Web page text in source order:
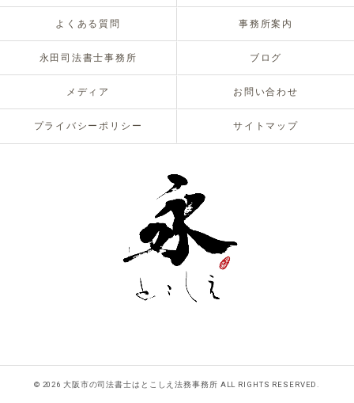
よくある質問 事務所案内
永田司法書士事務所 ブログ
メディア お問い合わせ
プライバシーポリシー サイトマップ
© 2026 大阪市の司法書士はとこしえ法務事務所 ALL RIGHTS RESERVED.